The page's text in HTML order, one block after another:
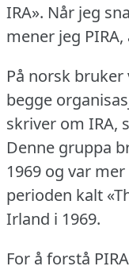
IRA». Når jeg
mener jeg
På norsk bruker
begge
skriver om IRA,
Denne gruppa
1969 og var
perioden kalt
Irland i 1969.
For å forstå